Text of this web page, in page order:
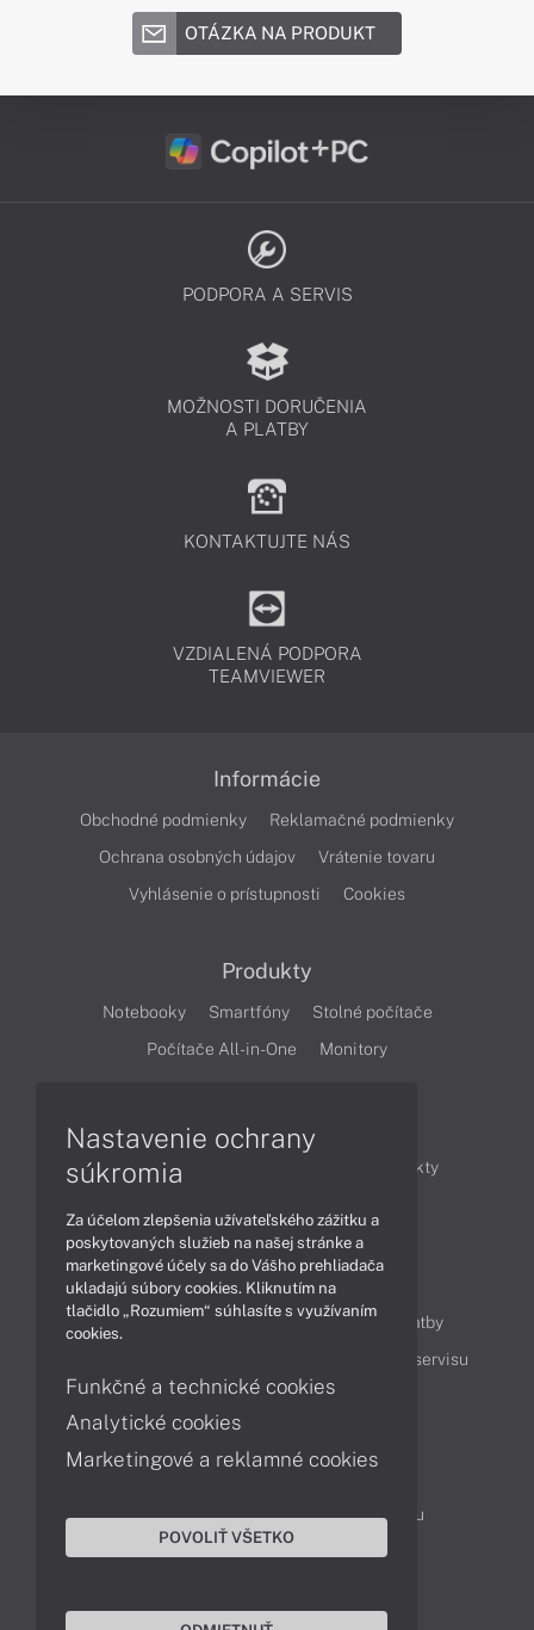
OTÁZKA NA PRODUKT
PODPORA A SERVIS
MOŽNOSTI DORUČENIA
A PLATBY
KONTAKTUJTE NÁS
VZDIALENÁ PODPORA
TEAMVIEWER
Informácie
Obchodné podmienky
Reklamačné podmienky
Ochrana osobných údajov
Vrátenie tovaru
Vyhlásenie o prístupnosti
Cookies
Produkty
Notebooky Smartfóny
Stolné počítače
Počítače All-in-One
Monitory
Články
Obchodné informácie
Produkty
Obsah
Ako nakupovať
Možnosti doručenia a platby
Cenník servisu
Kontakty
Servisné oddelenie
Reklamácia tovaru
Nastavenie ochrany
súkromia
Za účelom zlepšenia užívateľského zážitku a
poskytovaných služieb na našej stránke a
marketingové účely sa do Vášho prehliadača
ukladajú súbory cookies. Kliknutím na
tlačidlo „Rozumiem“ súhlasíte s využívaním
cookies.
Funkčné a technické cookies
Analytické cookies
Marketingové a reklamné cookies
POVOLIŤ VŠETKO